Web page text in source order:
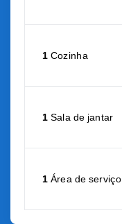
1 Cozinha
1 Sala de jantar
1 Área de serviço